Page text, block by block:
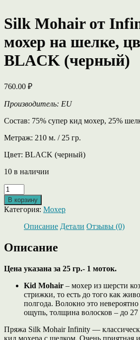
Silk Mohair от
мохер на шелке,
BLACK (черный)
760.00 ₽
Производитель: EU
Состав: 75% супер кид мохер, 25%
Метраж: 210 м. / 25 гр.
Цвет: BLACK (черный)
10 в наличии
Количество
товара
Silk
Mohair
Infinity,
кид
мохер
шелке,
1099
BLACK
(черный)
В корзину
Категория: Мохер
Описание Детали Отзывы (0)
Описание
Цена указана за 25 гр.- 1 моток.
Kid Mohair – мохер из шерсти
стрижки, то есть до того как
полгода. Волокно это
ощупь, толщина волосков – до
Пряжа Silk Mohair Infinity —
кид мохера с шелком. Очень приятная